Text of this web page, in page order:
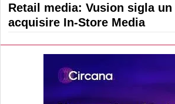
Retail media: Vusion sigla
acquisire In-Store Media